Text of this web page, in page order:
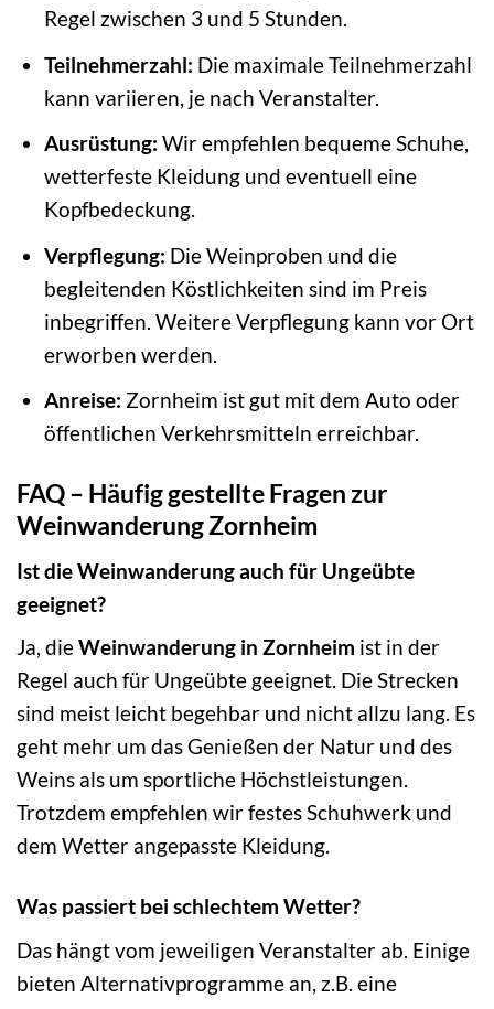
Regel zwischen 3 und 5 Stunden.
Teilnehmerzahl: Die maximale Teilnehmerzahl
kann variieren, je nach Veranstalter.
Ausrüstung: Wir empfehlen bequeme Schuhe,
wetterfeste Kleidung und eventuell eine
Kopfbedeckung.
Verpflegung: Die Weinproben und die
begleitenden Köstlichkeiten sind im Preis
inbegriffen. Weitere Verpflegung kann vor Ort
erworben werden.
Anreise: Zornheim ist gut mit dem Auto oder
öffentlichen Verkehrsmitteln erreichbar.
FAQ – Häufig gestellte Fragen zur
Weinwanderung Zornheim
Ist die Weinwanderung auch für Ungeübte
geeignet?
Ja, dieWeinwanderung in Zornheim ist in der
Regel auch für Ungeübte geeignet. Die Strecken
sind meist leicht begehbar und nicht allzu lang. Es
geht mehr um das Genießen der Natur und des
Weins als um sportliche Höchstleistungen.
Trotzdem empfehlen wir festes Schuhwerk und
dem Wetter angepasste Kleidung.
Was passiert bei schlechtem Wetter?
Das hängt vom jeweiligen Veranstalter ab. Einige
bieten Alternativprogramme an, z.B. eine